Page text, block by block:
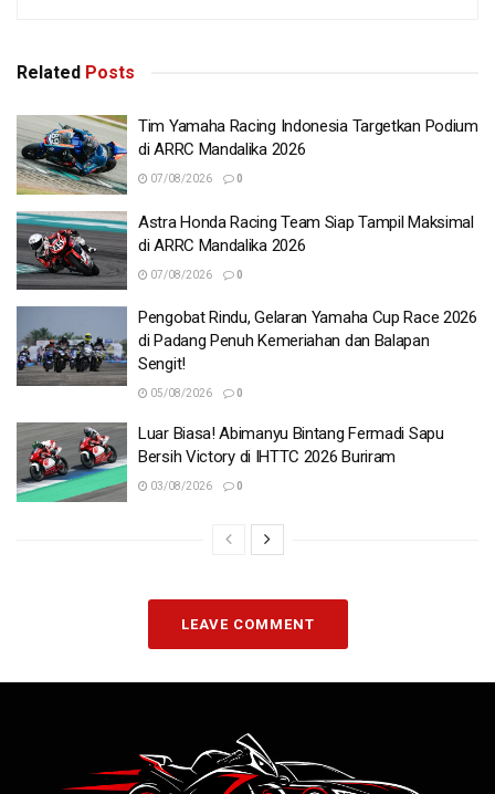
Related Posts
Tim Yamaha Racing Indonesia Targetkan Podium
di ARRC Mandalika 2026
07/08/2026 0
Astra Honda Racing Team Siap Tampil Maksimal
di ARRC Mandalika 2026
07/08/2026 0
Pengobat Rindu, Gelaran Yamaha Cup Race 2026
di Padang Penuh Kemeriahan dan Balapan
Sengit!
05/08/2026 0
Luar Biasa! Abimanyu Bintang Fermadi Sapu
Bersih Victory di IHTTC 2026 Buriram
03/08/2026 0
LEAVE COMMENT